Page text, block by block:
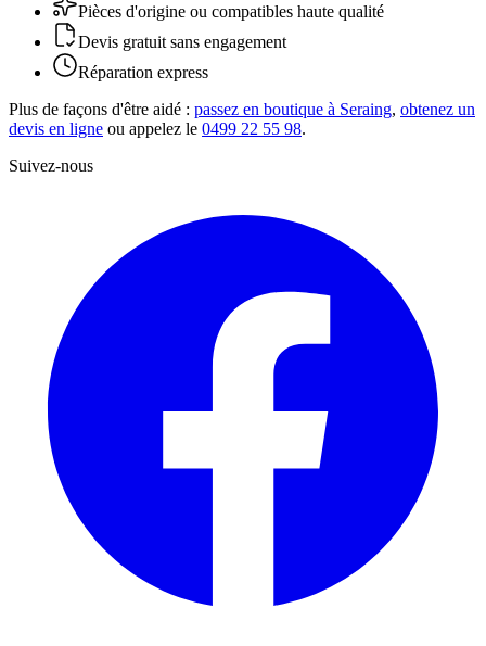
Pièces d'origine ou compatibles haute qualité
Devis gratuit sans engagement
Réparation express
Plus de façons d'être aidé : passez en boutique à Seraing, obtenez un
devis en ligne ou appelez le 0499 22 55 98.
Suivez-nous